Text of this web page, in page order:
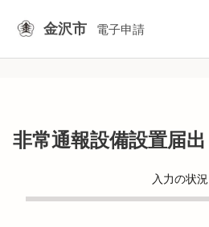
金沢市 電子申請
非常通報設備設置届出
入力の状況